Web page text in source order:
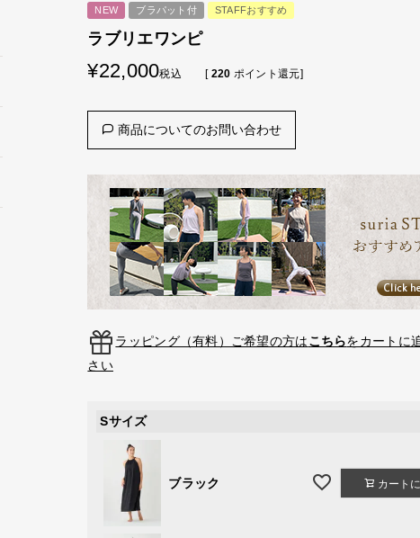
NEW ブラパット付 STAFFおすすめ
ラブリエワンピ
¥22,000税込 [ 220 ポイント還元]
商品についてのお問い合わせ
ラッピング（有料）ご希望の方はこちらをカートに
さい
Sサイズ
ブラック カート